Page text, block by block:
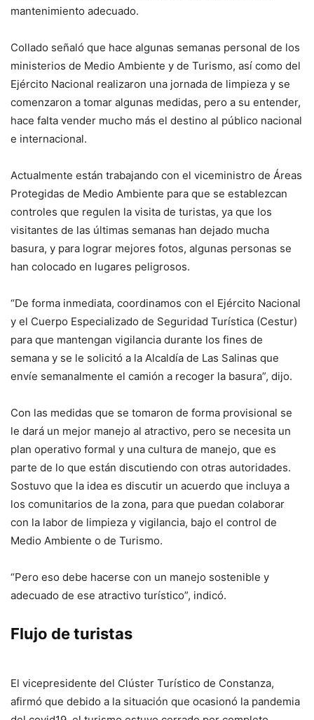
mantenimiento adecuado.
Collado señaló que hace algunas semanas personal de los
ministerios de Medio Ambiente y de Turismo, así como del
Ejército Nacional realizaron una jornada de limpieza y se
comenzaron a tomar algunas medidas, pero a su entender,
hace falta vender mucho más el destino al público nacional
e internacional.
Actualmente están trabajando con el viceministro de Áreas
Protegidas de Medio Ambiente para que se establezcan
controles que regulen la visita de turistas, ya que los
visitantes de las últimas semanas han dejado mucha
basura, y para lograr mejores fotos, algunas personas se
han colocado en lugares peligrosos.
“De forma inmediata, coordinamos con el Ejército Nacional
y el Cuerpo Especializado de Seguridad Turística (Cestur)
para que mantengan vigilancia durante los fines de
semana y se le solicitó a la Alcaldía de Las Salinas que
envíe semanalmente el camión a recoger la basura”, dijo.
Con las medidas que se tomaron de forma provisional se
le dará un mejor manejo al atractivo, pero se necesita un
plan operativo formal y una cultura de manejo, que es
parte de lo que están discutiendo con otras autoridades.
Sostuvo que la idea es discutir un acuerdo que incluya a
los comunitarios de la zona, para que puedan colaborar
con la labor de limpieza y vigilancia, bajo el control de
Medio Ambiente o de Turismo.
“Pero eso debe hacerse con un manejo sostenible y
adecuado de ese atractivo turístico”, indicó.
Flujo de turistas
El vicepresidente del Clúster Turístico de Constanza,
afirmó que debido a la situación que ocasionó la pandemia